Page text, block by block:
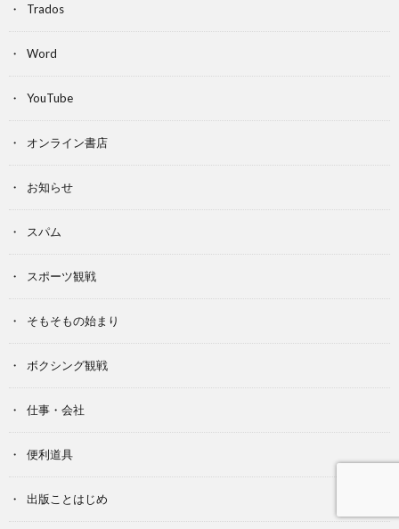
Trados
Word
YouTube
オンライン書店
お知らせ
スパム
スポーツ観戦
そもそもの始まり
ボクシング観戦
仕事・会社
便利道具
出版ことはじめ